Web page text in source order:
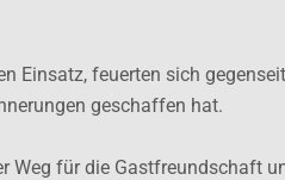
Einsatz, feuerten sich
geschaffen hat.
Weg für die Gastfreundschaft